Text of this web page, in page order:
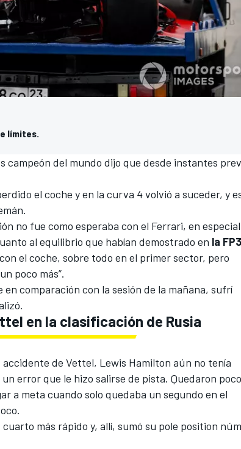
límites.
campeón del mundo dijo que desde instantes
el coche y en la curva 4 volvió a suceder, y
no fue como esperaba con el Ferrari, en especial
al equilibrio que habían demostrado en la FP3
el coche, sobre todo en el primer sector, pero
poco más”.
comparación con la sesión de la mañana, sufrí
en la clasificación de Rusia
accidente de Vettel, Lewis Hamilton aún no tenía
error que le hizo salirse de pista. Quedaron poco
a meta cuando solo quedaba un segundo en el
más rápido y, allí, sumó su pole position